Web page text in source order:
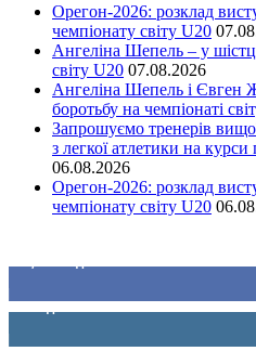
Орегон-2026: розклад
чемпіонату світу U20
Ангеліна Шепель – у
світу U20 07.08.2026
Ангеліна Шепель і Євген
боротьбу на чемпіонаті
Запрошуємо тренерів
з легкої атлетики на курси
06.08.2026
Орегон-2026: розклад
чемпіонату світу U20
0 Підписників